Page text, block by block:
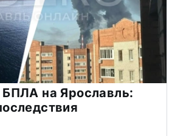
БПЛА на Ярославль: